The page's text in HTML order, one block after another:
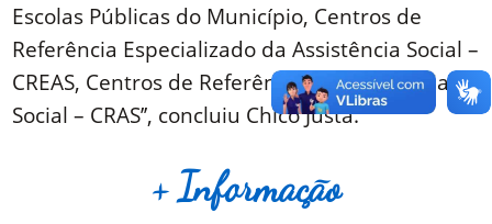
Escolas Públicas do Município, Centros de
Referência Especializado da Assistência Social –
CREAS, Centros de Referência da Assistência
Social – CRAS’’, concluiu Chico Justa.
+ Informação